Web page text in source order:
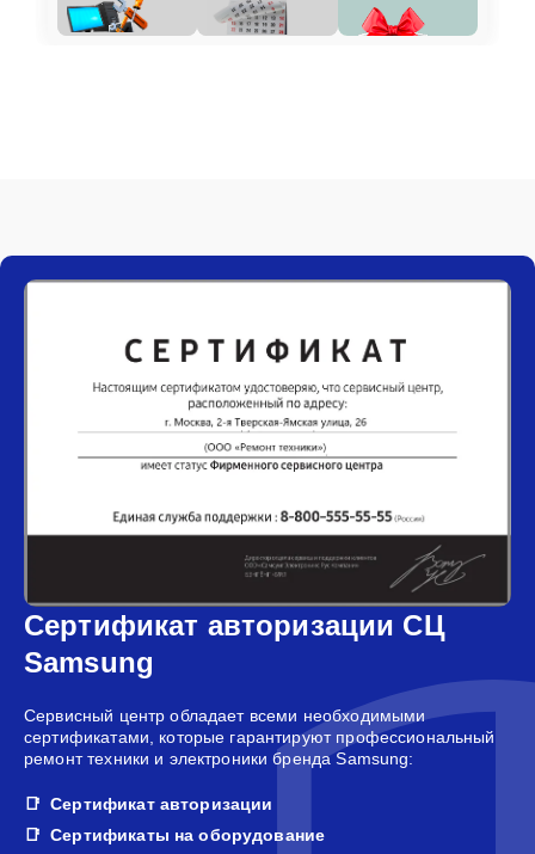
Сертификат авторизации СЦ
Samsung
Сервисный центр обладает всеми необходимыми
сертификатами, которые гарантируют профессиональный
ремонт техники и электроники бренда Samsung:
Сертификат авторизации
Сертификаты на оборудование